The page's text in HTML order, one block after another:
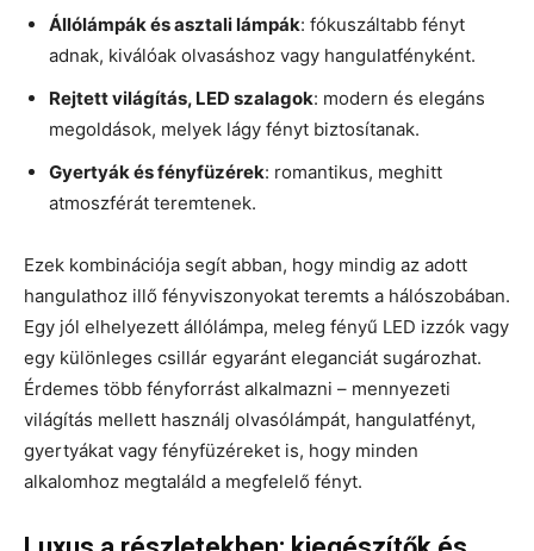
Állólámpák és asztali lámpák: fókuszáltabb fényt
adnak, kiválóak olvasáshoz vagy hangulatfényként.
Rejtett világítás, LED szalagok: modern és elegáns
megoldások, melyek lágy fényt biztosítanak.
Gyertyák és fényfüzérek: romantikus, meghitt
atmoszférát teremtenek.
Ezek kombinációja segít abban, hogy mindig az adott
hangulathoz illő fényviszonyokat teremts a hálószobában.
Egy jól elhelyezett állólámpa, meleg fényű LED izzók vagy
egy különleges csillár egyaránt eleganciát sugározhat.
Érdemes több fényforrást alkalmazni – mennyezeti
világítás mellett használj olvasólámpát, hangulatfényt,
gyertyákat vagy fényfüzéreket is, hogy minden
alkalomhoz megtaláld a megfelelő fényt.